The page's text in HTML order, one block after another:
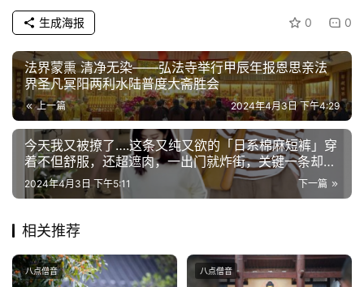
公
益
慈
善
佛
教
人
物
院
巡
礼
登录 注册
0 0
生成海报
法界蒙熏 清净无染——弘法寺举行甲辰年报恩思亲法
界圣凡冥阳两利水陆普度大斋胜会
上一篇 2024年4月3日 下午4:29
今天我又被撩了….这条又纯又欲的「日系棉麻短裤」穿
着不但舒服，还超遮肉，一出门就炸街，关键一条却不
到25元！
下一篇
2024年4月3日 下午5:11
相关推荐
八点僧音 八点僧音